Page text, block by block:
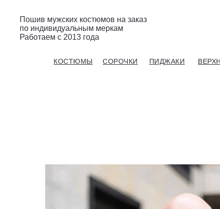
КОСТЮМЫ СОРОЧКИ
Пошив мужских костюмов на заказ
по индивидуальным меркам
Работаем с 2013 года
ПИДЖАКИ
Gent’s Atelier / ИП Вдовичев Вячеслав Витальевич